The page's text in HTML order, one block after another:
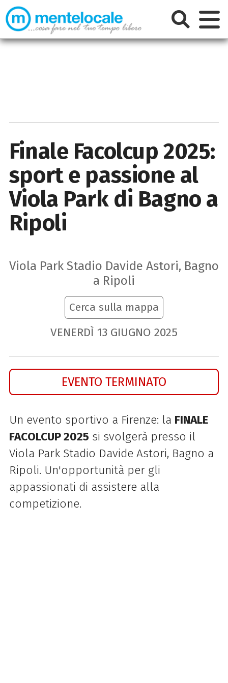
Finale Facolcup 2025:
sport e passione al
Viola Park di Bagno a
Ripoli
Viola Park Stadio Davide Astori, Bagno
a Ripoli
Cerca sulla mappa
VENERDÌ 13 GIUGNO 2025
EVENTO TERMINATO
Un evento sportivo a Firenze: la FINALE
FACOLCUP 2025 si svolgerà presso il
Viola Park Stadio Davide Astori, Bagno a
Ripoli. Un'opportunità per gli
appassionati di assistere alla
competizione.